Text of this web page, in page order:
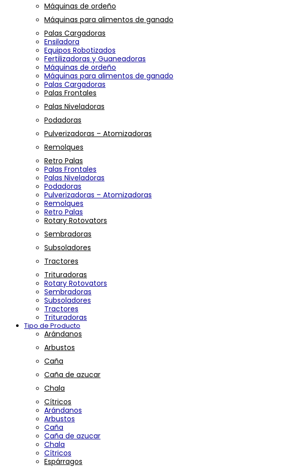
Máquinas de ordeño
Máquinas para alimentos de ganado
Palas Cargadoras
Ensiladora
Equipos Robotizados
Fertilizadoras y Guaneadoras
Máquinas de ordeño
Máquinas para alimentos de ganado
Palas Cargadoras
Palas Frontales
Palas Niveladoras
Podadoras
Pulverizadoras – Atomizadoras
Remolques
Retro Palas
Palas Frontales
Palas Niveladoras
Podadoras
Pulverizadoras – Atomizadoras
Remolques
Retro Palas
Rotary Rotovators
Sembradoras
Subsoladores
Tractores
Trituradoras
Rotary Rotovators
Sembradoras
Subsoladores
Tractores
Trituradoras
Tipo de Producto
Arándanos
Arbustos
Caña
Caña de azucar
Chala
Cítricos
Arándanos
Arbustos
Caña
Caña de azucar
Chala
Cítricos
Espárragos